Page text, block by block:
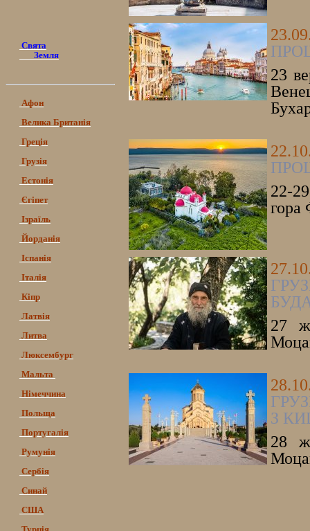
Свята
Земля
Афон
Велика Британія
Греція
Грузія
Естонія
Єгіпет
Ізраїль
Йорданія
Іспанія
Італія
Кіпр
Латвія
Литва
Люксембург
Мальта
Німеччина
Польща
Португалія
Румунія
Сербія
Синай
США
23
22-
гора
27
З
28